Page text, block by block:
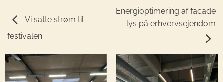
Vi satte strøm til
festivalen
Energioptimering af facade
lys på erhvervsejendom